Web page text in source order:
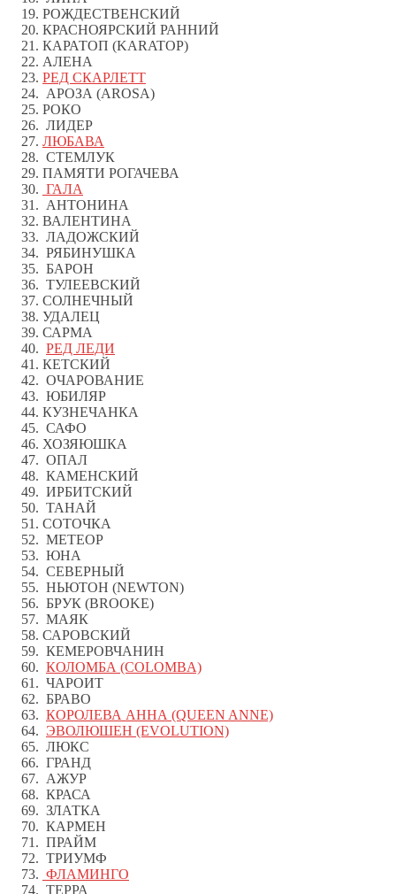
РОЖДЕСТВЕНСКИЙ
КРАСНОЯРСКИЙ РАННИЙ
КАРАТОП (KARATOP)
АЛЕНА
РЕД СКАРЛЕТТ
АРОЗА (AROSA)
РОКО
ЛИДЕР
ЛЮБАВА
СТЕМЛУК
ПАМЯТИ РОГАЧЕВА
ГАЛА
АНТОНИНА
ВАЛЕНТИНА
ЛАДОЖСКИЙ
РЯБИНУШКА
БАРОН
ТУЛЕЕВСКИЙ
СОЛНЕЧНЫЙ
УДАЛЕЦ
САРМА
РЕД ЛЕДИ
КЕТСКИЙ
ОЧАРОВАНИЕ
ЮБИЛЯР
КУЗНЕЧАНКА
САФО
ХОЗЯЮШКА
ОПАЛ
КАМЕНСКИЙ
ИРБИТСКИЙ
ТАНАЙ
СОТОЧКА
МЕТЕОР
ЮНА
СЕВЕРНЫЙ
НЬЮТОН (NEWTON)
БРУК (BROOKE)
МАЯК
САРОВСКИЙ
КЕМЕРОВЧАНИН
КОЛОМБА (COLOMBA)
ЧАРОИТ
БРАВО
КОРОЛЕВА АННА (QUEEN ANNE)
ЭВОЛЮШЕН (EVOLUTION)
ЛЮКС
ГРАНД
АЖУР
КРАСА
ЗЛАТКА
КАРМЕН
ПРАЙМ
ТРИУМФ
ФЛАМИНГО
ТЕРРА